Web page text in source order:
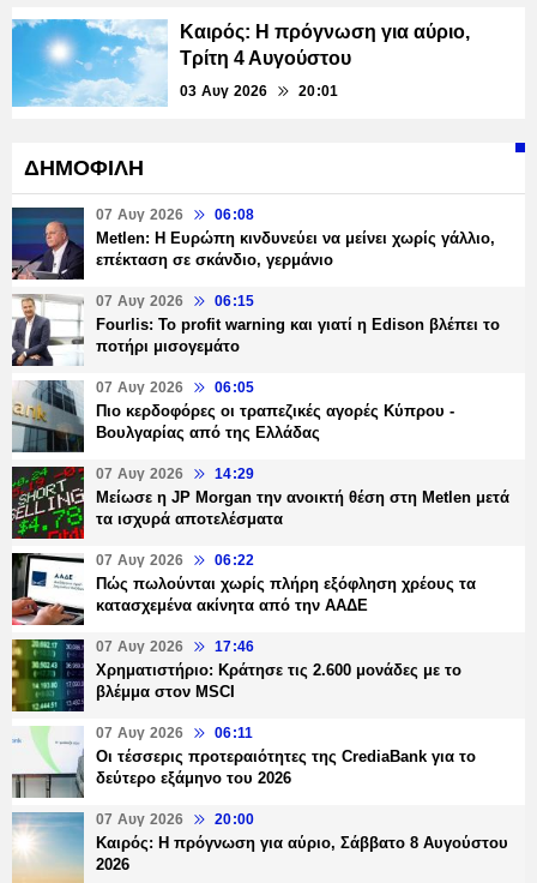
Καιρός: Η πρόγνωση για αύριο,
Τρίτη 4 Αυγούστου
03 Αυγ 2026 20:01
ΔΗΜΟΦΙΛΗ
07 Αυγ 2026 06:08
Metlen: Η Ευρώπη κινδυνεύει να μείνει χωρίς γάλλιο,
επέκταση σε σκάνδιο, γερμάνιο
07 Αυγ 2026 06:15
Fourlis: Το profit warning και γιατί η Edison βλέπει το
ποτήρι μισογεμάτο
07 Αυγ 2026 06:05
Πιο κερδοφόρες οι τραπεζικές αγορές Κύπρου -
Βουλγαρίας από της Ελλάδας
07 Αυγ 2026 14:29
Μείωσε η JP Morgan την ανοικτή θέση στη Metlen μετά
τα ισχυρά αποτελέσματα
07 Αυγ 2026 06:22
Πώς πωλούνται χωρίς πλήρη εξόφληση χρέους τα
κατασχεμένα ακίνητα από την ΑΑΔΕ
07 Αυγ 2026 17:46
Χρηματιστήριο: Κράτησε τις 2.600 μονάδες με το
βλέμμα στον MSCI
07 Αυγ 2026 06:11
Οι τέσσερις προτεραιότητες της CrediaBank για το
δεύτερο εξάμηνο του 2026
07 Αυγ 2026 20:00
Καιρός: Η πρόγνωση για αύριο, Σάββατο 8 Αυγούστου
2026